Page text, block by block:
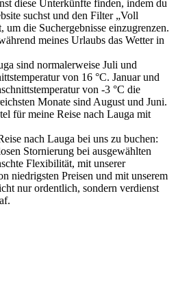
diese Unterkünfte finden, indem du
suchst und den Filter „Voll
um die Suchergebnisse einzugrenzen.
meines Urlaubs das Wetter in
sind normalerweise Juli und
von 16 °C. Januar und
von -3 °C die
Monate sind August und Juni.
für meine Reise nach Lauga mit
nach Lauga bei uns zu buchen:
Stornierung bei ausgewählten
Flexibilität, mit unserer
niedrigsten Preisen und mit unserem
nur ordentlich, sondern verdienst